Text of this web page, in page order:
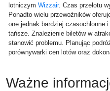
lotniczym Wizzair. Czas przelotu
Ponadto wielu przewoźników
one jednak bardziej
tańsze. Znalezienie biletów w
stanowić problemu. Planując
porównywarki cen lotów oraz
Ważne